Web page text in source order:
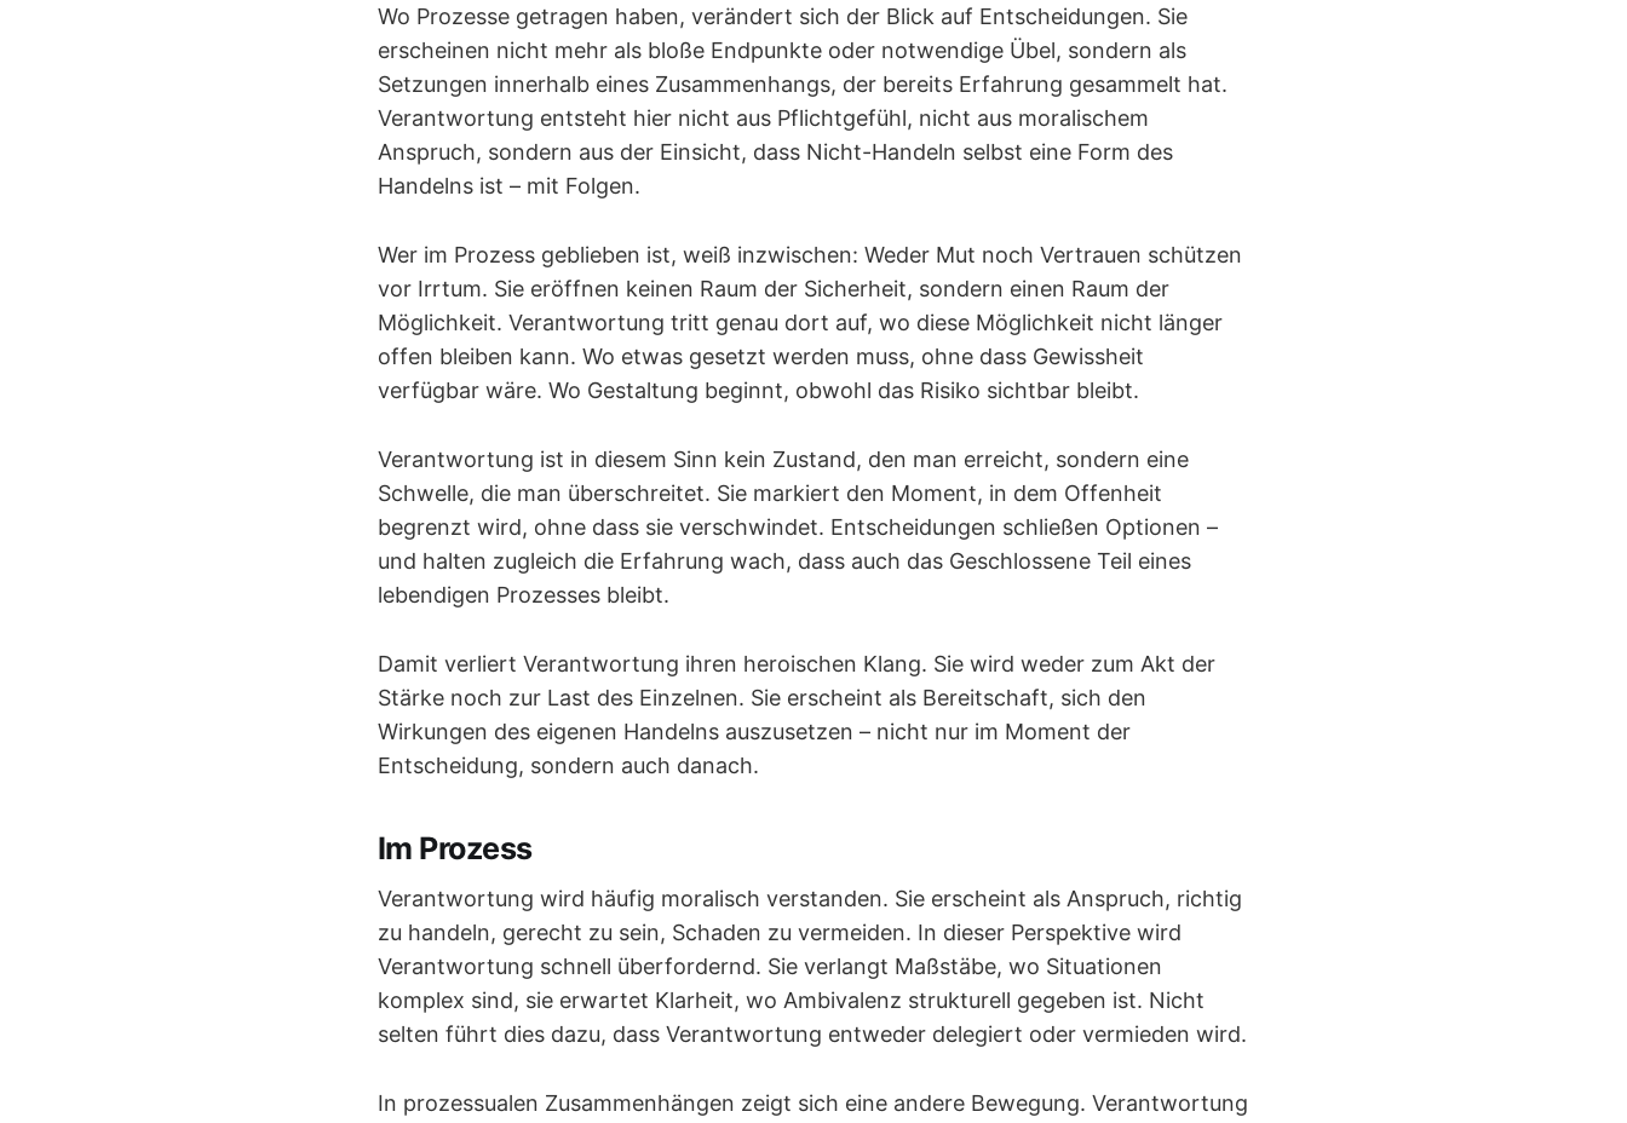
Wo Prozesse getragen haben, verändert sich der Blick auf Entscheidungen. Sie
erscheinen nicht mehr als bloße Endpunkte oder notwendige Übel, sondern als
Setzungen innerhalb eines Zusammenhangs, der bereits Erfahrung gesammelt hat.
Verantwortung entsteht hier nicht aus Pflichtgefühl, nicht aus moralischem
Anspruch, sondern aus der Einsicht, dass Nicht-Handeln selbst eine Form des
Handelns ist – mit Folgen.
Wer im Prozess geblieben ist, weiß inzwischen: Weder Mut noch Vertrauen schützen
vor Irrtum. Sie eröffnen keinen Raum der Sicherheit, sondern einen Raum der
Möglichkeit. Verantwortung tritt genau dort auf, wo diese Möglichkeit nicht länger
offen bleiben kann. Wo etwas gesetzt werden muss, ohne dass Gewissheit
verfügbar wäre. Wo Gestaltung beginnt, obwohl das Risiko sichtbar bleibt.
Verantwortung ist in diesem Sinn kein Zustand, den man erreicht, sondern eine
Schwelle, die man überschreitet. Sie markiert den Moment, in dem Offenheit
begrenzt wird, ohne dass sie verschwindet. Entscheidungen schließen Optionen –
und halten zugleich die Erfahrung wach, dass auch das Geschlossene Teil eines
lebendigen Prozesses bleibt.
Damit verliert Verantwortung ihren heroischen Klang. Sie wird weder zum Akt der
Stärke noch zur Last des Einzelnen. Sie erscheint als Bereitschaft, sich den
Wirkungen des eigenen Handelns auszusetzen – nicht nur im Moment der
Entscheidung, sondern auch danach.
Im Prozess
Verantwortung wird häufig moralisch verstanden. Sie erscheint als Anspruch, richtig
zu handeln, gerecht zu sein, Schaden zu vermeiden. In dieser Perspektive wird
Verantwortung schnell überfordernd. Sie verlangt Maßstäbe, wo Situationen
komplex sind, sie erwartet Klarheit, wo Ambivalenz strukturell gegeben ist. Nicht
selten führt dies dazu, dass Verantwortung entweder delegiert oder vermieden wird.
In prozessualen Zusammenhängen zeigt sich eine andere Bewegung. Verantwortung